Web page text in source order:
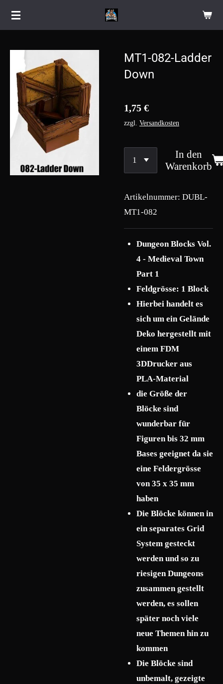
Zum
MT1-082-Ladder
Down
1,75 €
zzgl. Versandkosten
In den
Warenkorb
Artikelnummer: DUBL-
MT1-082
Dungeon Blocks Vol.
4 - Medieval Town
Part 1
Feldgrösse: 1 Block
Hierbei handelt es
sich um ein Gelände
Deko hergestellt mit
einem FDM
3DDrucker aus
PLA-Material
die Größe der
Blöcke sind
wunderbar für
Figuren bis 32 mm
Bases geeignet da sie
eine Feldergrösse
von 35 x 35 mm
haben
Die Blöcke können in
ein separates Grid
System gesteckt
werden und so zu
riesigen Dungeons
zusammen gestellt
werden, es sollen
später noch viele
neue Themen hin zu
kommen
Die Blöcke sind
unbemalt, gezeigte